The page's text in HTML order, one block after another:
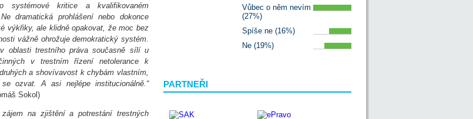
Vůbec o něm nevím
(27%)
Spíše ne (16%)
Ne (19%)
PARTNEŘI
systémové kritice a kvalifikovaném
dramatická prohlášení nebo dokonce
výkřiky, ale klidně opakovat, že moc bez
vážně ohrožuje demokratický systém.
oblasti trestního práva současně sílí u
v trestním řízení netolerance k
a shovívavost k chybám vlastním,
ozvat. A asi nejlépe institucionálně.“
Sokol)
zájem na zjištění a potrestání trestných